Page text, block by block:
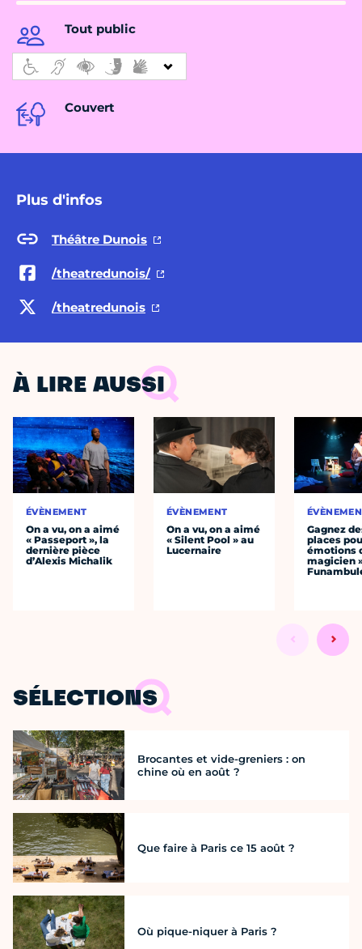
Tout public
Couvert
Plus d'infos
Théâtre Dunois
/theatredunois/
/theatredunois
À LIRE AUSSI
ÉVÈNEMENT
On a vu, on a aimé
« Passeport », la
dernière pièce
d’Alexis Michalik
ÉVÈNEMENT
On a vu, on a aimé
« Silent Pool » au
Lucernaire
Gagnez
places
émotions
magicien
SÉLECTIONS
Brocantes et vide-greniers : on
chine où en août ?
Que faire à Paris ce 15 août ?
Où pique-niquer à Paris ?